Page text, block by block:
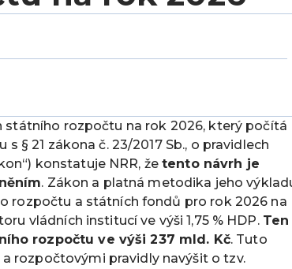
státního rozpočtu na rok 2026, který počítá
§ 21 zákona č. 23/2017 Sb., o pravidlech
konstatuje NRR, žetento návrh je
. Zákon a platná metodika jeho
rozpočtu a státních fondů pro rok 2026 na
vládních institucí ve výši 1,75 % HDP. Ten
rozpočtu ve výši 237 mld. Kč. Tuto
rozpočtovými pravidly navýšit o tzv.